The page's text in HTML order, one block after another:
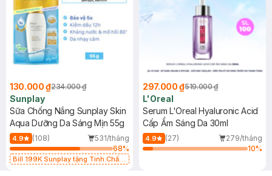
130.000 ₫234.000 ₫
Sunplay
Sữa Chống Nắng Sunplay Skin
Aqua Dưỡng Da Sáng Mịn 55g
4.9 (108)
531/tháng
68%
Bill 199K Sunplay tặng Tinh Chất
297.000 ₫519.000 ₫
L'Oreal
Serum L'Oreal Hyaluronic Acid
Cấp Ẩm Sáng Da 30ml
4.9 (27)
279/tháng
10%